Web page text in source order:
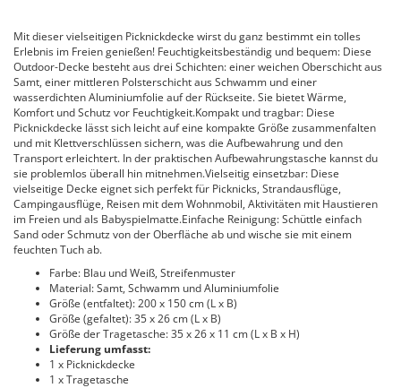
Mit dieser vielseitigen Picknickdecke wirst du ganz bestimmt ein tolles
Erlebnis im Freien genießen! Feuchtigkeitsbeständig und bequem: Diese
Outdoor-Decke besteht aus drei Schichten: einer weichen Oberschicht aus
Samt, einer mittleren Polsterschicht aus Schwamm und einer
wasserdichten Aluminiumfolie auf der Rückseite. Sie bietet Wärme,
Komfort und Schutz vor Feuchtigkeit.Kompakt und tragbar: Diese
Picknickdecke lässt sich leicht auf eine kompakte Größe zusammenfalten
und mit Klettverschlüssen sichern, was die Aufbewahrung und den
Transport erleichtert. In der praktischen Aufbewahrungstasche kannst du
sie problemlos überall hin mitnehmen.Vielseitig einsetzbar: Diese
vielseitige Decke eignet sich perfekt für Picknicks, Strandausflüge,
Campingausflüge, Reisen mit dem Wohnmobil, Aktivitäten mit Haustieren
im Freien und als Babyspielmatte.Einfache Reinigung: Schüttle einfach
Sand oder Schmutz von der Oberfläche ab und wische sie mit einem
feuchten Tuch ab.
Farbe: Blau und Weiß, Streifenmuster
Material: Samt, Schwamm und Aluminiumfolie
Größe (entfaltet): 200 x 150 cm (L x B)
Größe (gefaltet): 35 x 26 cm (L x B)
Größe der Tragetasche: 35 x 26 x 11 cm (L x B x H)
Lieferung umfasst:
1 x Picknickdecke
1 x Tragetasche